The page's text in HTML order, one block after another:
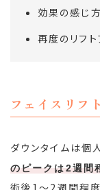
効果の感じ
再度のリフ
フェイスリフ
ダウンタイムは個
のピークは2週間
術後1～2週間程度